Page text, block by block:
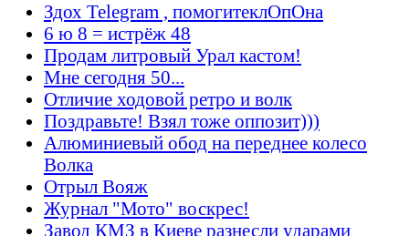
Здох Telegram , помогитеклОпОна
6 ю 8 = истрёж 48
Продам литровый Урал кастом!
Мне сегодня 50...
Отличие ходовой ретро и волк
Поздравьте! Взял тоже оппозит)))
Алюминиевый обод на переднее колесо
Волка
Отрыл Вояж
Журнал "Мото" воскрес!
Завод КМЗ в Киеве разнесли ударами